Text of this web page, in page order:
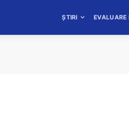
ȘTIRI